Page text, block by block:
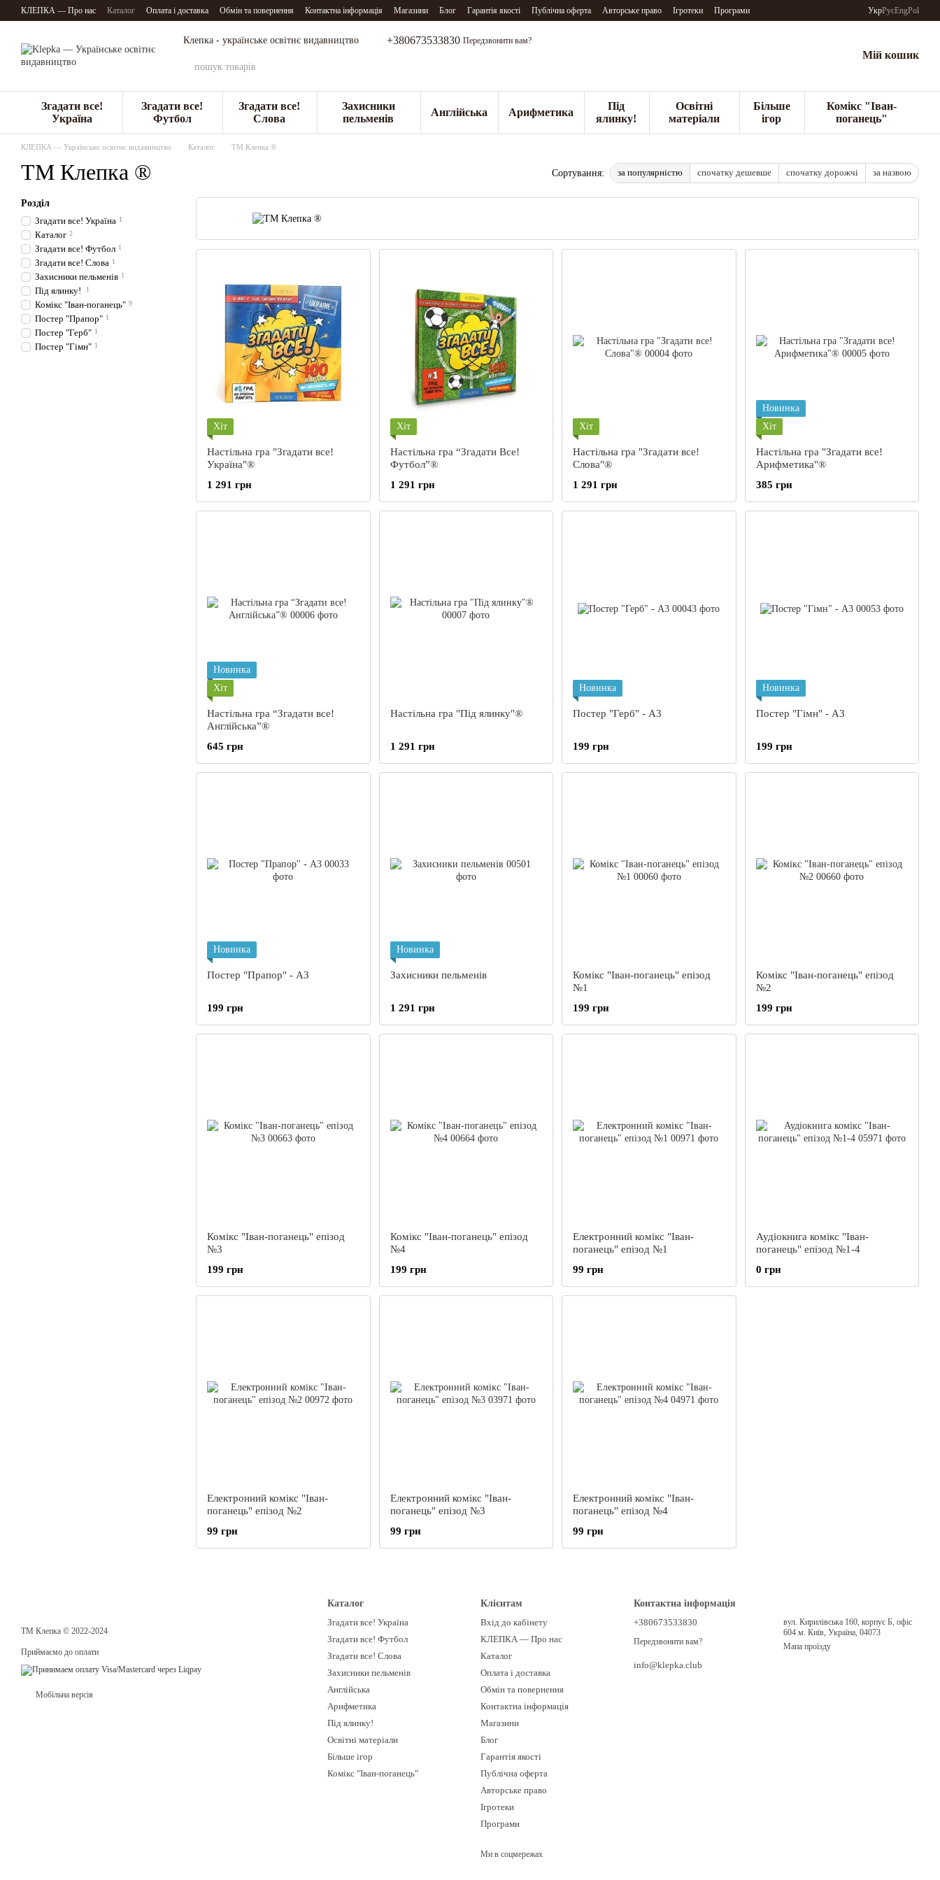
Перейти до основного контенту
КЛЕПКА — Про нас Каталог Оплата і доставка Обмін та повернення Контактна інформація Магазини Блог Гарантія якості Публічна оферта Авторське право Ігротеки Програми УкрРусEngPol
Клепка - українське освітнє видавництво +380673533830 Передзвонити вам?
Мій кошик
Згадати все!
Україна
Згадати все!
Футбол
Згадати все!
Слова
Захисники
пельменів
Англійська Арифметика
Під
ялинку!
Освітні
матеріали
Більше
ігор
Комікс "Іван-
поганець"
КЛЕПКА — Українське освітнє видавництво Каталог ТМ Клепка ®
ТМ Клепка ® Сортування: за популярністю спочатку дешевше спочатку дорожчі за назвою
Хіт
Настільна гра "Згадати все!
Україна"®
1 291 грн
Хіт
Настільна гра “Згадати Все!
Футбол”®
1 291 грн
Хіт
Настільна гра "Згадати все!
Слова"®
1 291 грн
Новинка
Хіт
Настільна гра "Згадати все!
Арифметика"®
385 грн
Новинка
Хіт
Настільна гра “Згадати все!
Англійська”®
645 грн
Настільна гра "Під ялинку"®
1 291 грн
Новинка
Постер "Герб" - А3
199 грн
Новинка
Постер "Гімн" - А3
199 грн
Новинка
Постер "Прапор" - А3
199 грн
Новинка
Захисники пельменів
1 291 грн
Комікс "Іван-поганець" епізод
№1
199 грн
Комікс "Іван-поганець" епізод
№2
199 грн
Комікс "Іван-поганець" епізод
№3
199 грн
Комікс "Іван-поганець" епізод
№4
199 грн
Електронний комікс "Іван-
поганець" епізод №1
99 грн
Аудіокнига комікс "Іван-
поганець" епізод №1-4
0 грн
Електронний комікс "Іван-
поганець" епізод №2
99 грн
Електронний комікс "Іван-
поганець" епізод №3
99 грн
Електронний комікс "Іван-
поганець" епізод №4
99 грн
Розділ
Згадати все! Україна 1
Каталог 2
Згадати все! Футбол 1
Згадати все! Слова 1
Захисники пельменів 1
Під ялинку! 1
Комікс "Іван-поганець" 9
Постер "Прапор" 1
Постер "Герб" 1
Постер "Гімн" 1
ТМ Клепка © 2022-2024
Приймаємо до оплати
Мобільна версія
Каталог
Згадати все! Україна
Згадати все! Футбол
Згадати все! Слова
Захисники пельменів
Англійська
Арифметика
Під ялинку!
Освітні матеріали
Більше ігор
Комікс "Іван-поганець"
Клієнтам
Вхід до кабінету
КЛЕПКА — Про нас
Каталог
Оплата і доставка
Обмін та повернення
Контактна інформація
Магазини
Блог
Гарантія якості
Публічна оферта
Авторське право
Ігротеки
Програми
Ми в соцмережах
Контактна інформація
+380673533830
Передзвонити вам?
info@klepka.club
вул. Кирилівська 160, корпус Б, офіс
604 м. Київ, Україна, 04073
Мапа проїзду